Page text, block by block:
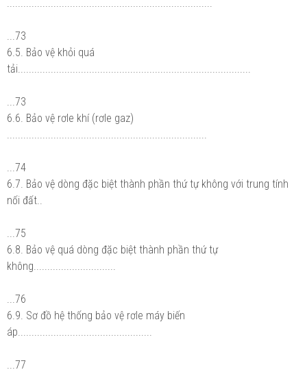
...73
6.5. Bảo vệ khỏi quá
tải.....................................................................................
...73
6.6. Bảo vệ rơle khí (rơle gaz)
...74
6.7. Bảo vệ dòng đặc biệt thành phần thứ tự không với trung tính
nối đất..
...75
6.8. Bảo vệ quá dòng đặc biệt thành phần thứ tự
không..............................
...76
6.9. Sơ đồ hệ thống bảo vệ rơle máy biến
áp.................................................
...77